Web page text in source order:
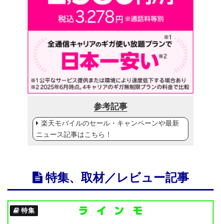
参考記事
楽天モバイルのセール・キャンペーンや最新
ニュース記事はこちら！
特集、取材／レビュー記事
特集